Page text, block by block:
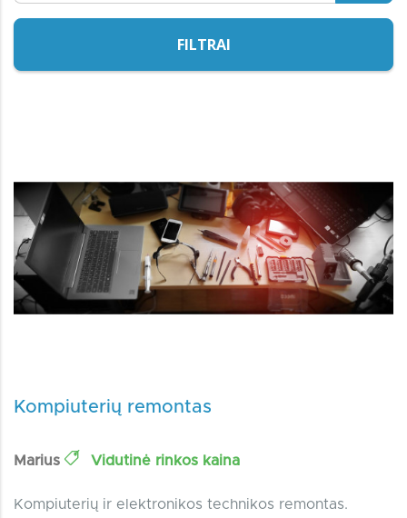
FILTRAI
Kompiuterių remontas
Marius Vidutinė rinkos kaina
Kompiuterių ir elektronikos technikos remontas.